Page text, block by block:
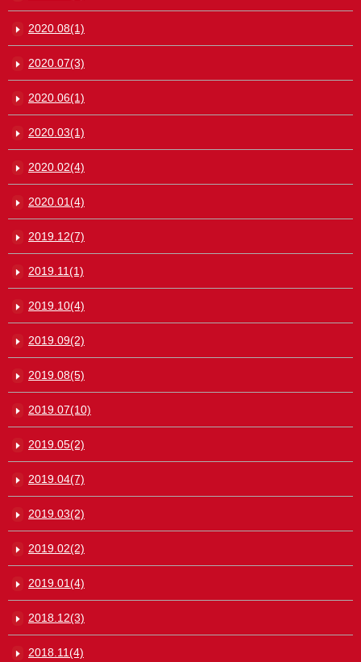
2020.08(1)
2020.07(3)
2020.06(1)
2020.03(1)
2020.02(4)
2020.01(4)
2019.12(7)
2019.11(1)
2019.10(4)
2019.09(2)
2019.08(5)
2019.07(10)
2019.05(2)
2019.04(7)
2019.03(2)
2019.02(2)
2019.01(4)
2018.12(3)
2018.11(4)